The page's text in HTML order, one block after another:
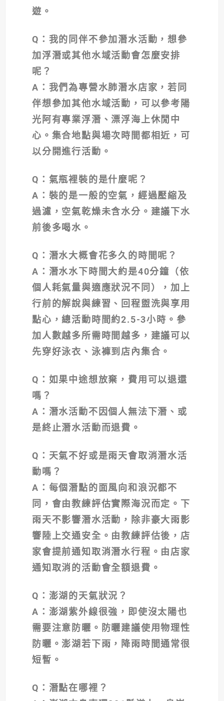
遊。
Q ：我的同伴不參加潛水活動，想參
加浮潛或其他水域活動會怎麼安排
呢？
A ：我們為專營水肺潛水店家，若同
伴想參加其他水域活動，可以參考陽
光阿有專業浮潛、漂浮海上休閒中
心。集合地點與場次時間都相近，可
以分開進行活動。
Q ：氣瓶裡裝的是什麼呢？
A ：裝的是一般的空氣，經過壓縮及
過濾，空氣乾燥未含水分。建議下水
前後多喝水。
Q ：潛水大概會花多久的時間呢？
A ：潛水水下時間大約是40分鐘（依
個人耗氣量與適應狀況不同），加上
行前的解說與練習、回程盥洗與享用
點心，總活動時間約2.5-3小時。參
加人數越多所需時間越多，建議可以
先穿好泳衣、泳褲到店內集合。
Q ：如果中途想放棄，費用可以退還
嗎？
A ：潛水活動不因個人無法下潛、或
是終止潛水活動而退費。
Q ：天氣不好或是雨天會取消潛水活
動嗎？
A ：每個潛點的面風向和浪況都不
同，會由教練評估實際海況而定。下
雨天不影響潛水活動，除非豪大雨影
響陸上交通安全。由教練評估後，店
家會提前通知取消潛水行程。由店家
通知取消的活動會全額退費。
Q ：澎湖的天氣狀況？
A：澎湖紫外線很強，即使沒太陽也
需要注意防曬。防曬建議使用物理性
防曬。澎湖若下雨，降雨時間通常很
短暫。
Q ：潛點在哪裡？